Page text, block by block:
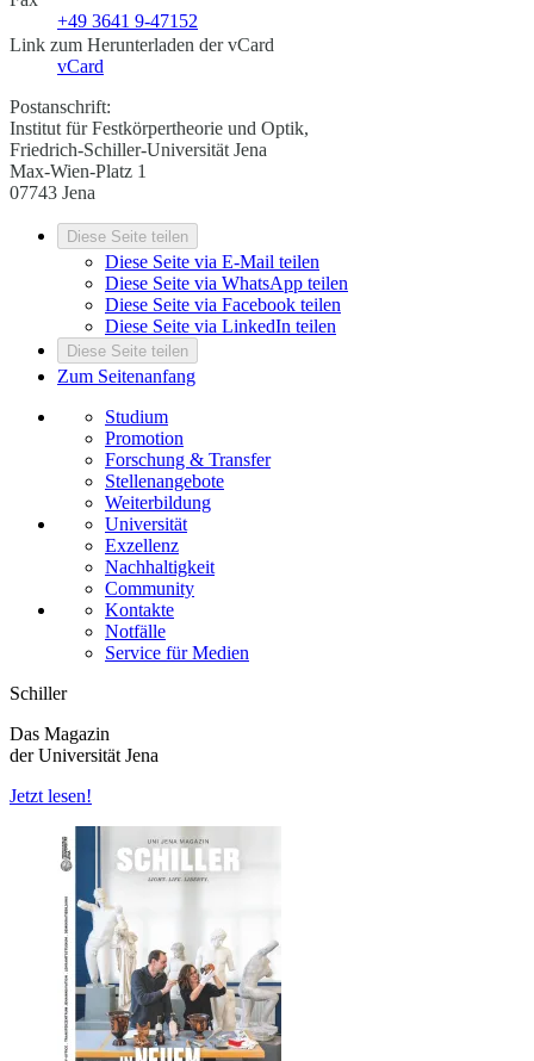
+49 3641 9-47152
Link zum Herunterladen der vCard
vCard
Postanschrift:
Institut für Festkörpertheorie und Optik,
Friedrich-Schiller-Universität Jena
Max-Wien-Platz 1
07743 Jena
Diese Seite teilen
Diese Seite via E-Mail teilen
Diese Seite via WhatsApp teilen
Diese Seite via Facebook teilen
Diese Seite via LinkedIn teilen
Diese Seite teilen
Zum Seitenanfang
Studium
Promotion
Forschung & Transfer
Stellenangebote
Weiterbildung
Universität
Exzellenz
Nachhaltigkeit
Community
Kontakte
Notfälle
Service für Medien
Schiller
Das Magazin
der Universität Jena
Jetzt lesen!